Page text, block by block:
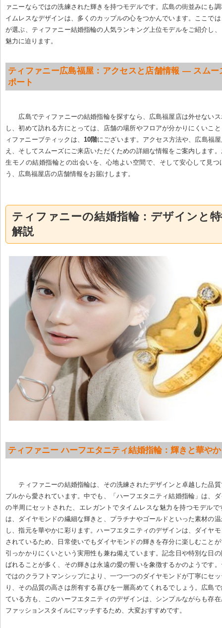
ァニーならではの洗練された輝きを持つモデルです。広島の街並みにも
イムレスなデザインは、多くのカップルの心をつかんでいます。ここで
が選ぶ、ティファニー結婚指輪の人気ランキング上位モデルをご紹介し
魅力に迫ります。
ティファニー広島福屋：アクセスと店舗情報 — スムー
ポート
広島でティファニーの結婚指輪を探すなら、広島福屋店は外せない
し、初めて訪れる方にとっては、店舗の場所やフロアが分かりにくいこ
ィファニーブティックは、 10階にございます。アクセス方法や、広島福
え、そしてスムーズにご来店いただくための詳細な情報をご案内します
生モノの結婚指輪との出会いを、心地よい空間で、そして安心して見つ
う、広島福屋店の店舗情報をお届けします。
ティファニーの結婚指輪：デザインと
解説
ティファニー ハーフエタニティ結婚指輪：輝きと華や
ティファニーの結婚指輪は、その洗練されたデザインと卓越した品
プルから愛されています。中でも、「ハーフエタニティ結婚指輪」は、
の半周にセットされた、エレガントでタイムレスな魅力を持つモデルで
は、ダイヤモンドの繊細な輝きと、プラチナやゴールドといった素材の
し、指元を華やかに彩ります。ハーフエタニティのデザインは、ダイヤ
されているため、日常使いでもダイヤモンドの輝きを存分に楽しむこと
引っかかりにくいという実用性も兼ね備えています。記念日や特別な日
ばれることが多く、その輝きは永遠の愛の誓いを象徴するかのようです
ではのクラフトマンシップにより、一つ一つのダイヤモンドが丁寧にセ
り、その品質の高さは所有する喜びを一層高めてくれるでしょう。広島
ている方も、このハーフエタニティのデザインは、シンプルながらも存
ファッションスタイルにマッチするため、大変おすすめです。